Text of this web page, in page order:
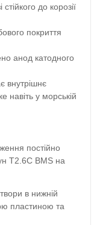
до корозії
покриття
анод катодного
внутрішнє
навіть у морській
постійно
T2.6С BMS на
в нижній
пластиною та